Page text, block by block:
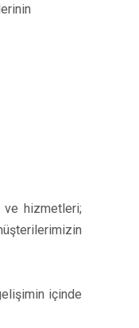
ve hizmetleri;
içinde